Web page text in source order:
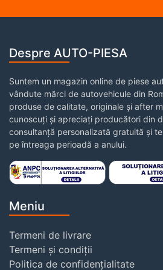
Despre AUTO-PIESA
Suntem un magazin online de piese
vândute mărci de autovehicule din
produse de calitate, originale și after
cunoscuți și apreciați producători din
consultanță personalizată gratuită și
pe întreaga perioadă a anului.
Meniu
Termeni de livrare
Termeni și condiții
Politica de confidențialitate